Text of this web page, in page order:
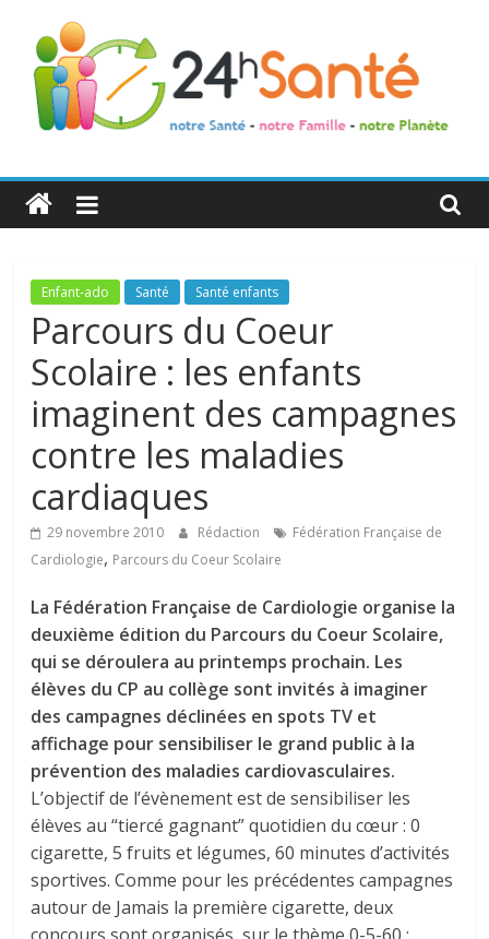
24h
Santé
La
santé
toute
famille
Enfant-ado Santé Santé enfants
Parcours du Coeur
Scolaire : les enfants
imaginent des campagnes
contre les maladies
cardiaques
29 novembre 2010 Rédaction
Fédération Française de
Cardiologie, Parcours du Coeur Scolaire
La Fédération Française de Cardiologie organise la
deuxième édition du Parcours du Coeur Scolaire,
qui se déroulera au printemps prochain. Les
élèves du CP au collège sont invités à imaginer
des campagnes déclinées en spots TV et
affichage pour sensibiliser le grand public à la
prévention des maladies cardiovasculaires.
L’objectif de l’évènement est de sensibiliser les
élèves au “tiercé gagnant” quotidien du cœur : 0
cigarette, 5 fruits et légumes, 60 minutes d’activités
sportives. Comme pour les précédentes campagnes
autour de Jamais la première cigarette, deux